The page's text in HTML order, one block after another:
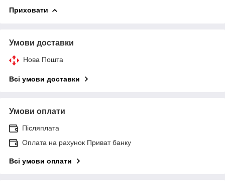
Приховати
Умови доставки
Нова Пошта
Всі умови доставки
Умови оплати
Післяплата
Оплата на рахунок Приват банку
Всі умови оплати